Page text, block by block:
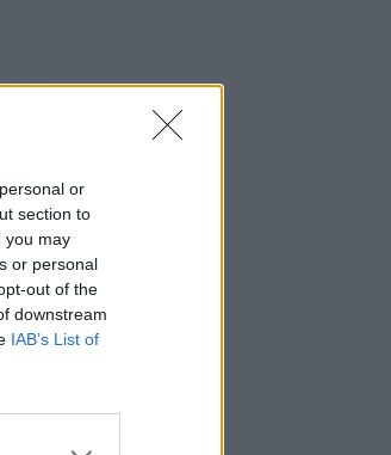
or
section to
you may
or personal
out of the
downstream
IAB’s List of
Αυγούστου
ΕΠΙΚΑΙΡΌΤΗΤΑ
Περιφέρειες για την ενίσχυση της